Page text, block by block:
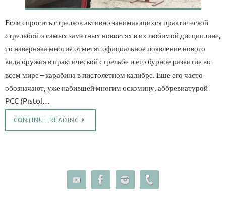
Если спросить стрелков активно занимающихся практической
стрельбой о самых заметных новостях в их любимой дисциплине,
то наверняка многие отметят официальное появление нового
вида оружия в практической стрельбе и его бурное развитие во
всем мире – карабина в пистолетном калибре. Еще его часто
обозначают, уже набившей многим оскомину, аббревиатурой
PCC (Pistol…
CONTINUE READING